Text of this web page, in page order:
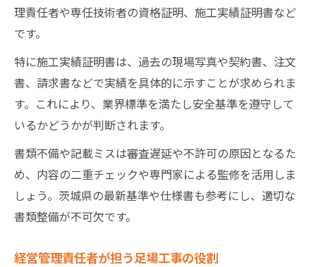
理責任者や専任技術者の資格証明、施工実績証明書など
です。
特に施工実績証明書は、過去の現場写真や契約書、注文
書、請求書などで実績を具体的に示すことが求められま
す。これにより、業界標準を満たし安全基準を遵守して
いるかどうかが判断されます。
書類不備や記載ミスは審査遅延や不許可の原因となるた
め、内容の二重チェックや専門家による監修を活用しま
しょう。茨城県の最新基準や仕様書も参考にし、適切な
書類整備が不可欠です。
経営管理責任者が担う足場工事の役割